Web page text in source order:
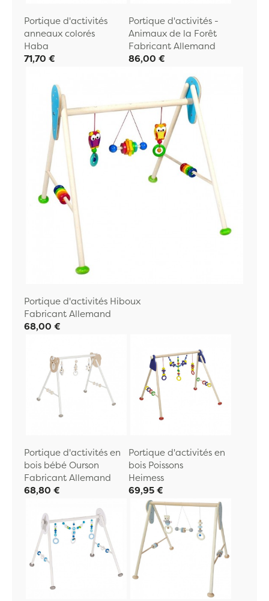
Portique d'activités
anneaux colorés
Haba
71,70 €
Portique d'activités -
Animaux de la Forêt
Fabricant Allemand
86,00 €
Portique d'activités Hiboux
Fabricant Allemand
68,00 €
Portique d'activités en
bois bébé Ourson
Fabricant Allemand
68,80 €
Portique d'activités en
bois Poissons
Heimess
69,95 €